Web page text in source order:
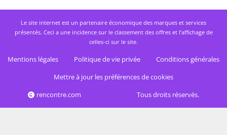
Le site internet est un partenaire économique des marques et services
présentés. Ceci a une incidence sur le classement des offres et l’affichage de
celles-ci sur le site.
Mentions légales Politique de vie privée
Conditions générales
Mettre à jour les préférences de cookies
rencontre.com
Tous droits réservés.